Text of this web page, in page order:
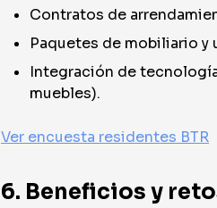
Contratos de
Paquetes de mobiliario y
Integración de
muebles).
Ver encuesta residentes BTR
6. Beneficios y